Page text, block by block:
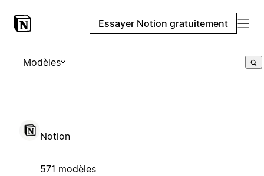
Essayer Notion gratuitement
Modèles
Notion
571 modèles